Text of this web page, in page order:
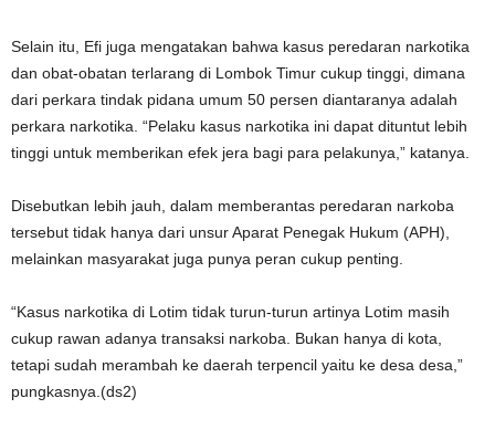
Selain itu, Efi juga mengatakan bahwa kasus peredaran narkotika
dan obat-obatan terlarang di Lombok Timur cukup tinggi, dimana
dari perkara tindak pidana umum 50 persen diantaranya adalah
perkara narkotika. “Pelaku kasus narkotika ini dapat dituntut lebih
tinggi untuk memberikan efek jera bagi para pelakunya,” katanya.
Disebutkan lebih jauh, dalam memberantas peredaran narkoba
tersebut tidak hanya dari unsur Aparat Penegak Hukum (APH),
melainkan masyarakat juga punya peran cukup penting.
“Kasus narkotika di Lotim tidak turun-turun artinya Lotim masih
cukup rawan adanya transaksi narkoba. Bukan hanya di kota,
tetapi sudah merambah ke daerah terpencil yaitu ke desa desa,”
pungkasnya.(ds2)